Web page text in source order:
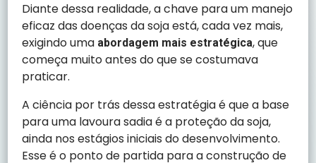
Diante dessa realidade, a chave para um manejo
eficaz das doenças da soja está, cada vez mais,
exigindo uma abordagem mais estratégica, que
começa muito antes do que se costumava
praticar.
A ciência por trás dessa estratégia é que a base
para uma lavoura sadia é a proteção da soja,
ainda nos estágios iniciais do desenvolvimento.
Esse é o ponto de partida para a construção de